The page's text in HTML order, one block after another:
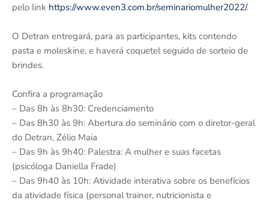
pelo link https://www.even3.com.br/seminariomulher2022/.
O Detran entregará, para as participantes, kits contendo
pasta e moleskine, e haverá coquetel seguido de sorteio de
brindes.
Confira a programação
– Das 8h às 8h30: Credenciamento
– Das 8h30 às 9h: Abertura do seminário com o diretor-geral
do Detran, Zélio Maia
– Das 9h às 9h40: Palestra: A mulher e suas facetas
(psicóloga Daniella Frade)
– Das 9h40 às 10h: Atividade interativa sobre os benefícios
da atividade física (personal trainer, nutricionista e